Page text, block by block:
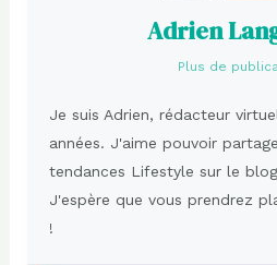
Adrien
Plus de
Je suis Adrien, rédacteur
années. J'aime pouvoir
tendances Lifestyle sur le
J'espère que vous prendrez
!